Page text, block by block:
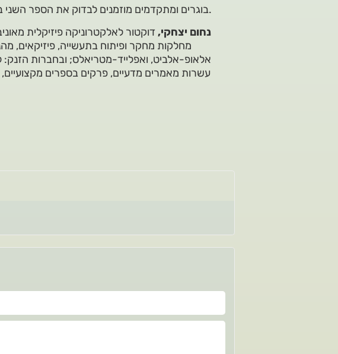
בוגרים ומתקדמים מוזמנים לבדוק את הספר השני בסדרה – פנינים לבוגרים לגילֵי התיכון ומעלה.
נחום יצחקי,
מחלקות מחקר ופיתוח בתעשייה, פיזיקאים,
אלאופ-אלביט, ואפלייד-מטריאלס; ובחברות הזנק:
עשרות מאמרים מדעיים, פרקים בספרים